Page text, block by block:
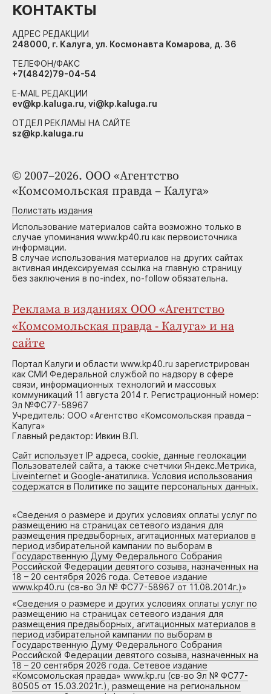
© 2007–2026. ООО «Агентство
«Комсомольская правда – Калуга»
Полистать издания
Использование материалов сайта возможно только в
случае упоминания www.kp40.ru как первоисточника
информации.
В случае использования материалов на других сайтах
активная индексируемая ссылка на главную страницу
без заключения в no-index, no-follow обязательна.
Реклама в изданиях ООО «Агентство
«Комсомольская правда - Калуга» и на
сайте
Портал Калуги и области www.kp40.ru зарегистрирован
как СМИ Федеральной службой по надзору в сфере
связи, информационных технологий и массовых
коммуникаций 11 августа 2014 г. Регистрационный номер:
Эл №ФС77-58967
Учредитель: ООО «Агентство «Комсомольская правда –
Калуга»
Главный редактор: Ивкин В.П.
Сайт использует IP адреса, cookie, данные геолокации
Пользователей сайта, а также счетчики Яндекс.Метрика,
Liveinternet и Google-анатилика. Условия использования
содержатся в Политике по защите персональных данных.
«Сведения о размере и других условиях оплаты услуг по
размещению на страницах сетевого издания для
размещения предвыборных, агитационных материалов в
период избирательной кампании по выборам в
Государственную Думу Федерального Собрания
Российской Федерации девятого созыва, назначенных на
18 – 20 сентября 2026 года. Сетевое издание
www.kp40.ru (св-во Эл № ФС77-58967 от 11.08.2014г.)»
«Сведения о размере и других условиях оплаты услуг по
размещению на страницах сетевого издания для
размещения предвыборных, агитационных материалов в
период избирательной кампании по выборам в
Государственную Думу Федерального Собрания
Российской Федерации девятого созыва, назначенных на
18 – 20 сентября 2026 года. Сетевое издание
«Комсомольская правда» www.kp.ru (св-во Эл № ФС77-
80505 от 15.03.2021г.), размещение на региональном
КОНТАКТЫ
АДРЕС РЕДАКЦИИ
248000, г. Калуга, ул. Космонавта Комарова, д. 36
ТЕЛЕФОН/ФАКС
+7(4842)79-04-54
E-MAIL РЕДАКЦИИ
ev@kp.kaluga.ru, vi@kp.kaluga.ru
ОТДЕЛ РЕКЛАМЫ НА САЙТЕ
sz@kp.kaluga.ru